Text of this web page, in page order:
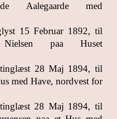
Aalegaarde med
15 Februar 1892, til
Nielsen paa Huset
28 Maj 1894, til
med Have, nordvest for
28 Maj 1894, til